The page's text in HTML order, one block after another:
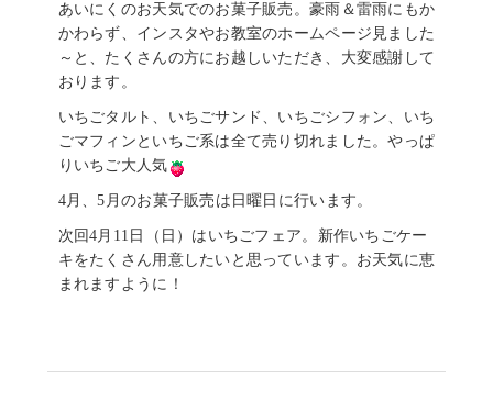
あいにくのお天気でのお菓子販売。豪雨＆雷雨にもか
かわらず、インスタやお教室のホームページ見ました
～と、たくさんの方にお越しいただき、大変感謝して
おります。
いちごタルト、いちごサンド、いちごシフォン、いち
ごマフィンといちご系は全て売り切れました。やっぱ
りいちご大人気
4月、5月のお菓子販売は日曜日に行います。
次回4月11日（日）はいちごフェア。新作いちごケー
キをたくさん用意したいと思っています。お天気に恵
まれますように！